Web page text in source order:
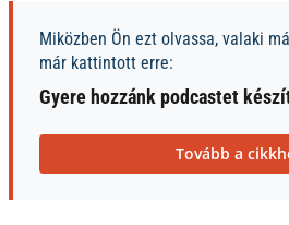
Miközben Ön ezt olvassa, valaki
már kattintott erre:
Gyere hozzánk podcastet
Tovább a